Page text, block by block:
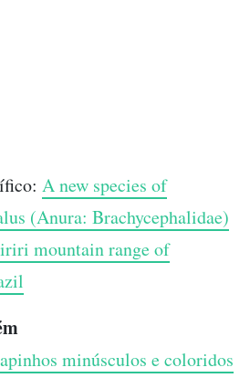
A new species of
(Anura: Brachycephalidae)
mountain range of
minúsculos e coloridos